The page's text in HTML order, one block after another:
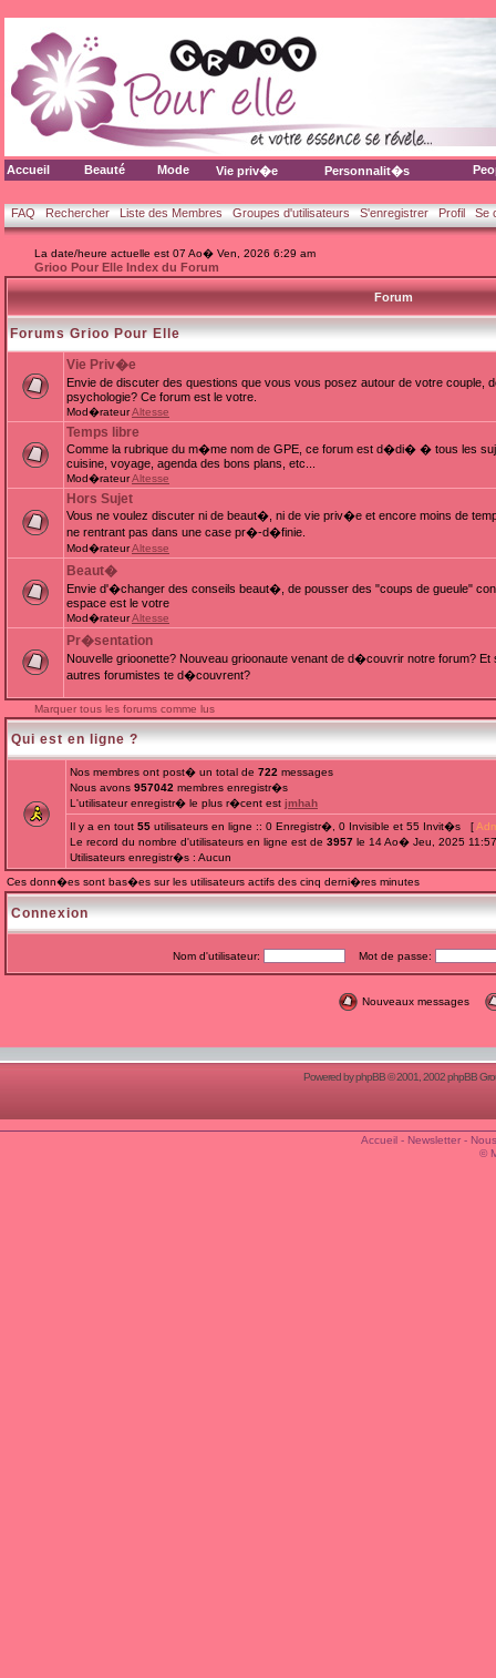
Accueil Beauté Mode Vie priv�e Personnalit�s
FAQ Rechercher Liste des Membres Groupes d'utilisateurs S'enregistrer Profil Se
La date/heure actuelle est 07 Ao� Ven, 2026 6:29 am
Grioo Pour Elle Index du Forum
Forum
Forums Grioo Pour Elle
Vie Priv�e
Envie de discuter des questions que vous vous posez autour de votre
psychologie? Ce forum est le votre.
Mod�rateurAltesse
Temps libre
Comme la rubrique du m�me nom de GPE, ce forum est d�di� � tous les
cuisine, voyage, agenda des bons plans, etc...
Mod�rateurAltesse
Hors Sujet
Vous ne voulez discuter ni de beaut�, ni de vie priv�e et encore moins de
ne rentrant pas dans une case pr�-d�finie.
Mod�rateurAltesse
Beaut�
Envie d'�changer des conseils beaut�, de pousser des "coups de gueule"
espace est le votre
Mod�rateurAltesse
Pr�sentation
Nouvelle grioonette? Nouveau grioonaute venant de d�couvrir notre forum?
autres forumistes te d�couvrent?
Marquer tous les forums comme lus
Qui est en ligne ?
Nos membres ont post� un total de 722 messages
Nous avons 957042 membres enregistr�s
L'utilisateur enregistr� le plus r�cent est jmhah
Il y a en tout 55 utilisateurs en ligne :: 0 Enregistr�, 0 Invisible et 55 Invit�s [
Le record du nombre d'utilisateurs en ligne est de 3957 le 14 Ao� Jeu, 2025
Utilisateurs enregistr�s : Aucun
Ces donn�es sont bas�es sur les utilisateurs actifs des cinq derni�res minutes
Connexion
Nom d'utilisateur: Mot de passe:
Nouveaux messages
Powered byphpBB© 2001, 2002 phpBB
Accueil- Newsletter-
©